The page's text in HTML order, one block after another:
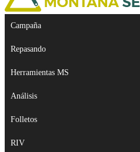
Campaña
Repasando
Herramientas MS
Análisis
Folletos
RIV